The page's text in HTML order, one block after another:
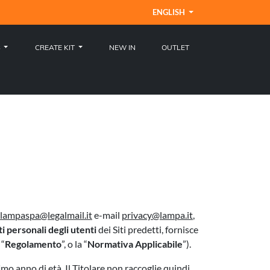
ENGLISH
CREATE KIT NEW IN OUTLET
lampaspa@legalmail.ite-mail privacy@lampa.it,
personali degli utentidei Siti predetti, fornisce
Regolamento”, o la “Normativa Applicabile”).